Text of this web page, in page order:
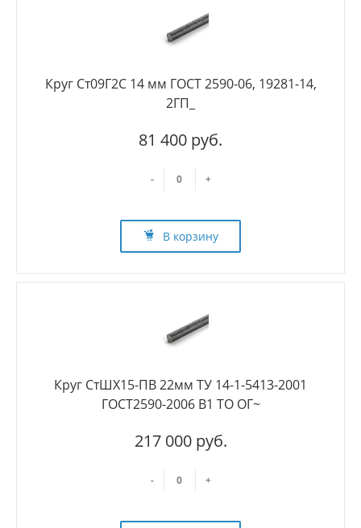
Круг Ст09Г2С 14 мм ГОСТ 2590-06, 19281-14,
2ГП_
81 400 руб.
- +
В корзину
Круг СтШХ15-ПВ 22мм ТУ 14-1-5413-2001
ГОСТ2590-2006 В1 ТО ОГ~
217 000 руб.
- +